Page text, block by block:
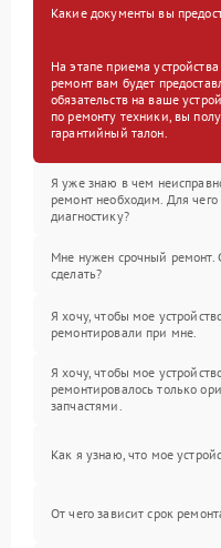
Какие документы вы
На этапе приема
ремонт вам будет
обязательств на ваше
по ремонту техники, вы
гарантийный талон.
Я уже знаю в чем
ремонт необходим. Для чего
диагностику?
Мне нужен срочный ремонт.
сделать?
Я хочу, чтобы мое
ремонтировали при мне.
Я хочу, чтобы мое
ремонтировалось только
запчастями.
Как я узнаю, что мое
От чего зависит срок